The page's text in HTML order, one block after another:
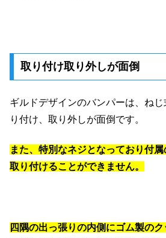
取り付け取り外しが面倒
ギルドデザインのバンパーは、ね
り付け、取り外しが面倒です。
また、特別なネジとなっており付
取り付けることができません。
四隅の出っ張りの内側にゴム製の